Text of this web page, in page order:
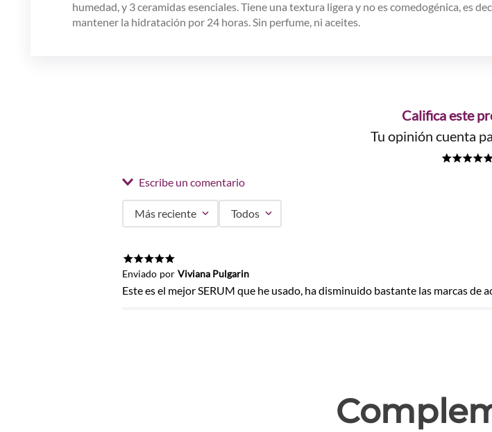
humedad, y 3 ceramidas esenciales. Tiene una textura ligera y no es comedogénica, es
mantener la hidratación por 24 horas. Sin perfume, ni aceites.
Califica este
Tu opinión cuenta
Escribe un comentario
Título
Más reciente Todos
Enviado por Viviana Pulgarin
Este es el mejor SERUM que he usado, ha disminuido bastante las marcas de